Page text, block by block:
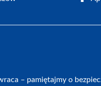
– pamiętajmy o